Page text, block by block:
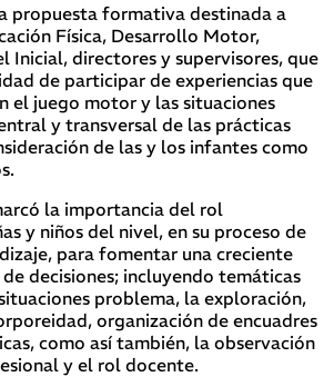
propuesta formativa destinada a
Física, Desarrollo Motor,
Inicial, directores y supervisores, que
de participar de experiencias que
el juego motor y las situaciones
y transversal de las prácticas
de las y los infantes como
la importancia del rol
y niños del nivel, en su proceso de
para fomentar una creciente
decisiones; incluyendo temáticas
problema, la exploración,
organización de encuadres
como así también, la observación
y el rol docente.